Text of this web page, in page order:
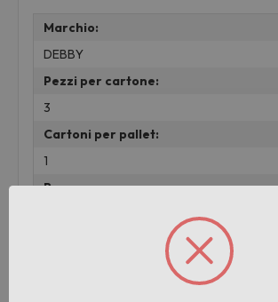
Marchio:
DEBBY
Pezzi per cartone:
3
Cartoni per pallet:
1
Peso:
Prodotti correlati